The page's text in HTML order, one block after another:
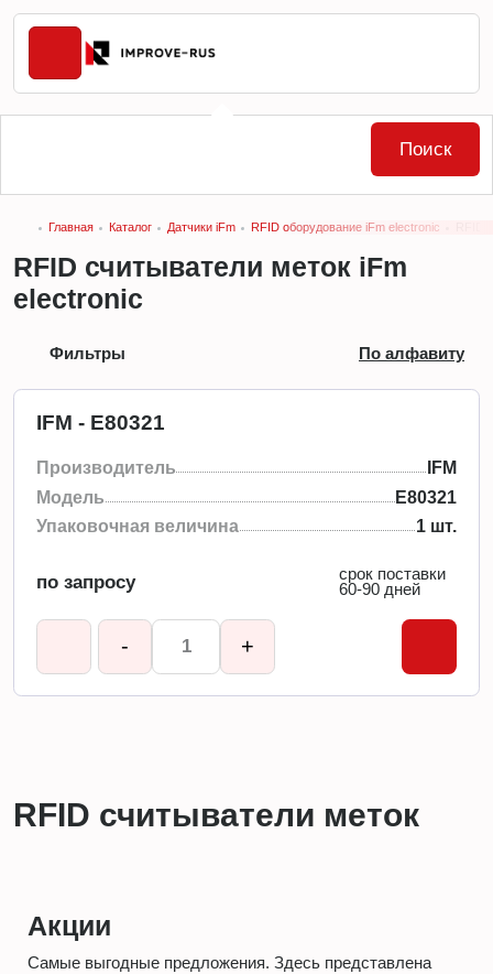
Главная Каталог Датчики iFm RFID оборудование iFm electronic
RFID считыватели меток iFm
electronic
Фильтры По алфавиту
IFM - E80321
Производитель
IFM
Модель
E80321
Упаковочная величина
1 шт.
по запросу
срок поставки
60-90 дней
- +
RFID считыватели меток
Акции
Самые выгодные предложения. Здесь представлена
Поиск